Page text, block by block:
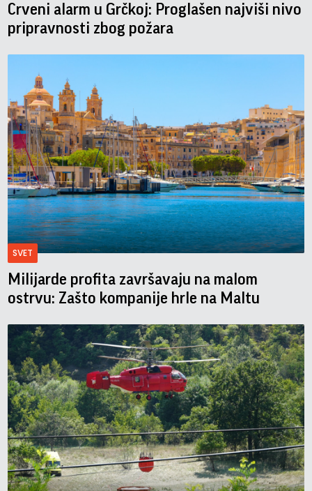
Crveni alarm u Grčkoj: Proglašen najviši nivo
pripravnosti zbog požara
SVET
Milijarde profita završavaju na malom
ostrvu: Zašto kompanije hrle na Maltu